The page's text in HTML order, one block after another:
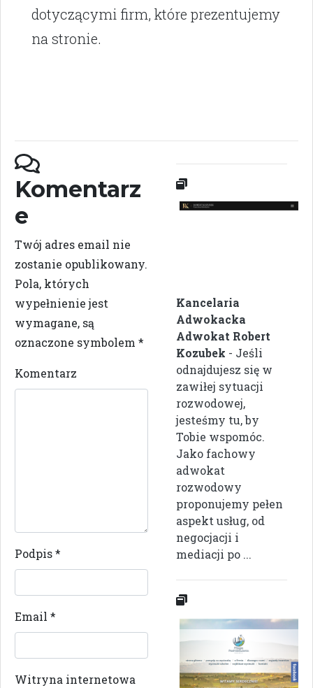
dotyczącymi firm, które prezentujemy
na stronie.
Komentarz
e
Twój adres email nie
zostanie opublikowany.
Pola, których
wypełnienie jest
wymagane, są
oznaczone symbolem *
Komentarz
Podpis*
Email *
Witryna internetowa
Kancelaria
Adwokacka
Adwokat Robert
Kozubek - Jeśli
odnajdujesz się w
zawiłej sytuacji
rozwodowej,
jesteśmy tu, by
Tobie wspomóc.
Jako fachowy
adwokat
rozwodowy
proponujemy pełen
aspekt usług, od
negocjacji i
mediacji po ...